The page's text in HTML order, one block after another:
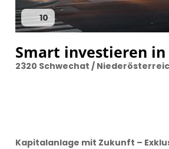
10
Smart investieren in
2320 Schwechat /
Kapitalanlage mit Zukunft –